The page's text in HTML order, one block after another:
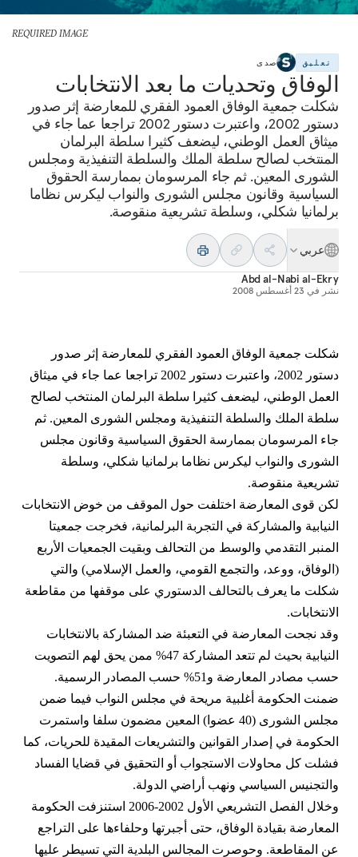
REQUIRED IMAGE
تعليق صدى
الوفاق وتحديات ما بعد الانتخابات
شكلت جمعية الوفاق العمود الفقري للمعارضة إثر صدور
دستور 2002، واعتبرت دستور 2002 تراجعا عما جاء في
ميثاق العمل الوطني، ليضعف كثيرا سلطة البرلمان
المنتخب لصالح سلطة الملك والسلطة التنفيذية ومجلس
الشورى المعين. ثم جاء المرسومان بممارسة الحقوق
السياسية وقانون مجلس الشورى والنواب ليكرس نظاما
برلمانيا شكلي، وسلطة تشريعية منقوصة.
عربي
Abd al-Nabi al-Ekry
نشر في 23 أغسطس 2008
شكلت جمعية الوفاق العمود الفقري للمعارضة إثر صدور
دستور 2002، واعتبرت دستور 2002 تراجعا عما جاء في ميثاق
العمل الوطني، ليضعف كثيرا سلطة البرلمان المنتخب لصالح
سلطة الملك والسلطة التنفيذية ومجلس الشورى المعين. ثم
جاء المرسومان بممارسة الحقوق السياسية وقانون مجلس
الشورى والنواب ليكرس نظاما برلمانيا شكلي، وسلطة
تشريعية منقوصة.
لكن قوى المعارضة اختلفت حول الموقف من خوض الانتخابات
النيابية والمشاركة في التجربة البرلمانية، فخرجت جمعيتا
المنبر التقدمي والوسط من التحالف وبقيت الجمعيات الأربع
(الوفاق، ووعد، والتجمع القومي، والعمل الإسلامي) والتي
شكلت ما يعرف بالتحالف الدستوري على موقفها من مقاطعة
الانتخابات.
وقد نجحت المعارضة في التعبئة ضد المشاركة بالانتخابات
النيابية بحيث لم تتعد المشاركة 47% ممن يحق لهم التصويت
حسب مصادر المعارضة و51% حسب المصادر الرسمية.
ضمنت الحكومة أغلبية مريحة في مجلس النواب فيما ضمن
مجلس الشورى (40 عضوا) المعين مضمون سلفا واستمرت
الحكومة في إصدار القوانين والتشريعات المقيدة للحريات، كما
فشلت كل محاولات الاستجواب أو التحقيق في قضايا الفساد
والتجنيس السياسي ونهب أراضي الدولة.
وخلال الفصل التشريعي الأول 2002-2006 استنزفت الحكومة
المعارضة بقيادة الوفاق، حتى أجبرتها وحلفاءها على التراجع
عن المقاطعة. وحوصرت المجالس البلدية التي تسيطر عليها